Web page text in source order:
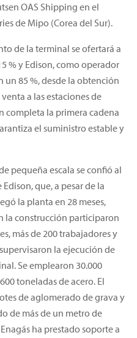
OAS Shipping en el
de Mipo (Corea del Sur).
de la terminal se ofertará a
% y Edison, como operador
un 85 %, desde la obtención
a las estaciones de
completa la primera cadena
el suministro estable y
pequeña escala se confió al
que, a pesar de la
la planta en 28 meses,
la construcción participaron
más de 200 trabajadores y
la ejecución de
Se emplearon 30.000
toneladas de acero. El
de aglomerado de grava y
de más de un metro de
ha prestado soporte a